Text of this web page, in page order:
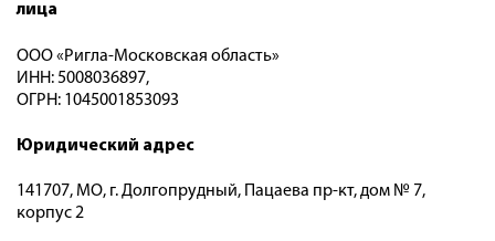
лица
ООО «Ригла-Московская область»
ИНН: 5008036897,
ОГРН: 1045001853093
Юридический адрес
141707, МО, г. Долгопрудный, Пацаева пр-кт, дом № 7,
корпус 2